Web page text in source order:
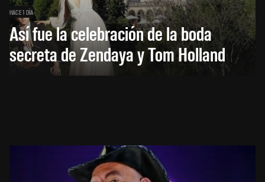
HACE 1 DÍA
Así fue la celebración de la boda
secreta de Zendaya y Tom Holland